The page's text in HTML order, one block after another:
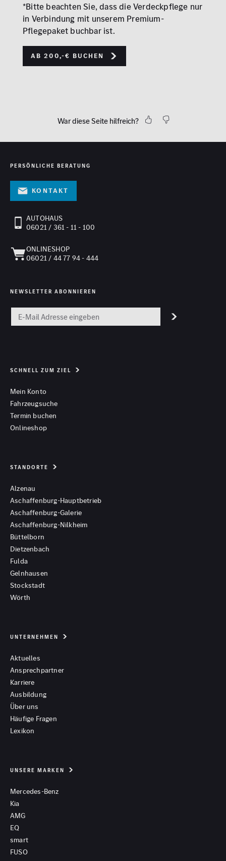
*Bitte beachten Sie, dass die Verdeckpflege nur
in Verbindung mit unserem Premium-
Pflegepaket buchbar ist.
Ab 200,-€ buchen
War diese Seite hilfreich?
PERSÖNLICHE BERATUNG
Kontakt
AUTOHAUS
06021 / 361 - 11 - 100
ONLINESHOP
06021 / 44 77 94 - 444
NEWSLETTER ABONNIEREN
SCHNELL ZUM ZIEL
Mein Konto
Fahrzeugsuche
Termin buchen
Onlineshop
STANDORTE
Alzenau
Aschaffenburg-Hauptbetrieb
Aschaffenburg-Galerie
Aschaffenburg-Nilkheim
Büttelborn
Dietzenbach
Fulda
Gelnhausen
Stockstadt
Wörth
UNTERNEHMEN
Aktuelles
Ansprechpartner
Karriere
Ausbildung
Über uns
Häufige Fragen
Lexikon
UNSERE MARKEN
Mercedes-Benz
Kia
AMG
EQ
smart
FUSO